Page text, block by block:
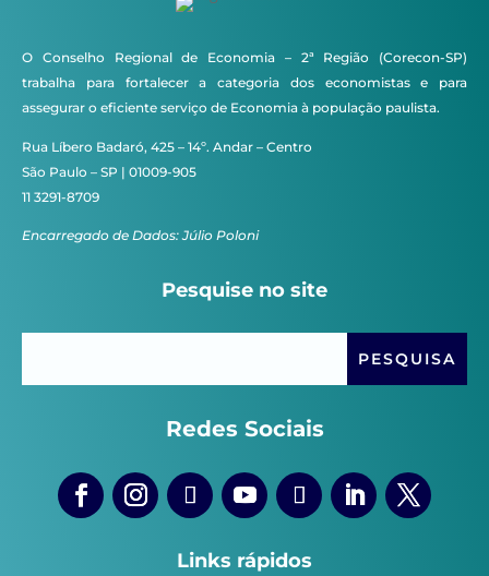
O Conselho Regional de Economia – 2ª Região (Corecon-SP)
trabalha para fortalecer a categoria dos economistas e para
assegurar o eficiente serviço de Economia à população paulista.
Rua Líbero Badaró, 425 – 14º. Andar – Centro
São Paulo – SP | 01009-905
11 3291-8709
Encarregado de Dados: Júlio Poloni
Pesquise no site
Redes Sociais
Links rápidos